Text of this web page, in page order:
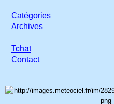
Catégories
Archives
Tchat
Contact